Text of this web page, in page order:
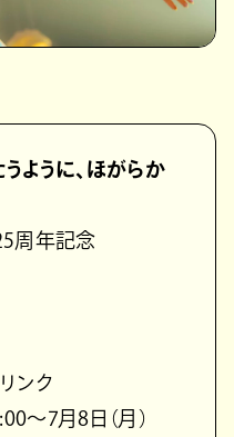
ように、ほがらか
周年記念
ンク
〜7月8日（月）